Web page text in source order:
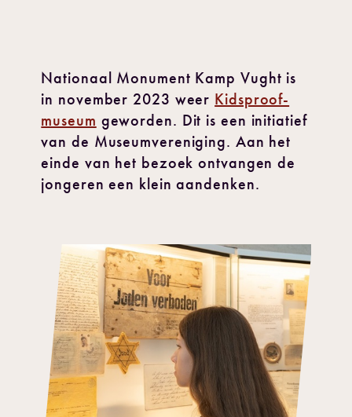
Nationaal Monument Kamp Vught is
in november 2023 weer Kidsproof-
museum geworden. Dit is een initiatief
van de Museumvereniging. Aan het
einde van het bezoek ontvangen de
jongeren een klein aandenken.